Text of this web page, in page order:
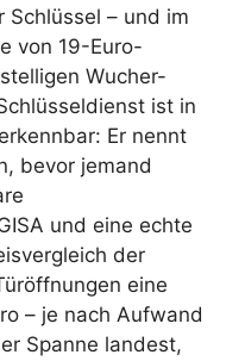
Schlüssel – und im
von 19-Euro-
Wucher-
ist in
Er nennt
bevor jemand
und eine echte
der
eine
– je nach Aufwand
Spanne landest,